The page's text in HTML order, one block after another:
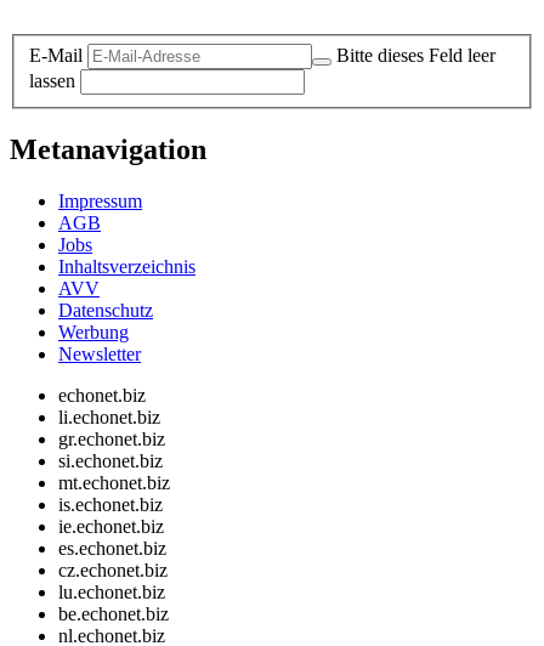
E-Mail
Bitte dieses Feld leer
lassen
Metanavigation
Impressum
AGB
Jobs
Inhaltsverzeichnis
AVV
Datenschutz
Werbung
Newsletter
echonet.biz
li.echonet.biz
gr.echonet.biz
si.echonet.biz
mt.echonet.biz
is.echonet.biz
ie.echonet.biz
es.echonet.biz
cz.echonet.biz
lu.echonet.biz
be.echonet.biz
nl.echonet.biz